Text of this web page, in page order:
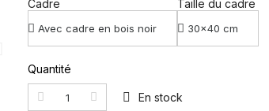
Cadre Taille du cadre
Quantité
En stock